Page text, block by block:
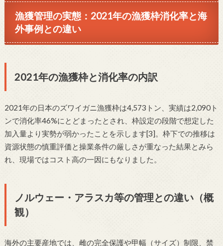
漁獲管理の実態：2021年の漁獲枠消化率と海
外事例との違い
2021年の漁獲枠と消化率の内訳
2021年の日本のズワイガニ漁獲枠は4,573トン、実績は2,090ト
ンで消化率46%にとどまったとされ、枠設定の段階で想定した
加入量より実勢が弱かったことを示します[3]。枠下での推移は
資源状態の慎重評価と操業条件の厳しさが重なった結果とみら
れ、現場ではコスト高の一因にもなりました。
ノルウェー・アラスカ等の管理との違い（概
観）
海外の主要産地では、雌の完全保護や甲幅（サイズ）制限、禁